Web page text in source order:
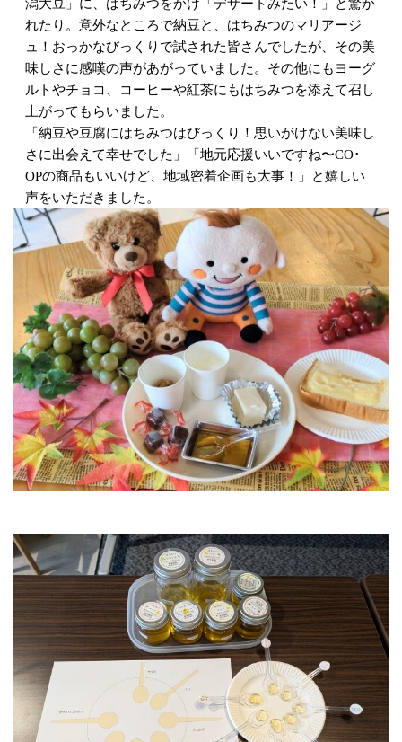
潟大豆」に、はちみつをかけ「デザートみたい！」と驚か
れたり。意外なところで納豆と、はちみつのマリアージ
ュ！おっかなびっくりで試された皆さんでしたが、その美
味しさに感嘆の声があがっていました。その他にもヨーグ
ルトやチョコ、コーヒーや紅茶にもはちみつを添えて召し
上がってもらいました。
「納豆や豆腐にはちみつはびっくり！思いがけない美味し
さに出会えて幸せでした」「地元応援いいですね〜CO･
OPの商品もいいけど、地域密着企画も大事！」と嬉しい
声をいただきました。